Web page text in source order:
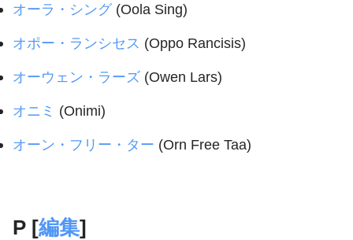
オーラ・シング(Oola Sing)
オポー・ランシセス (Oppo Rancisis)
オーウェン・ラーズ (Owen Lars)
オニミ (Оnimi)
オーン・フリー・ター (Orn Free Taa)
P [編集]